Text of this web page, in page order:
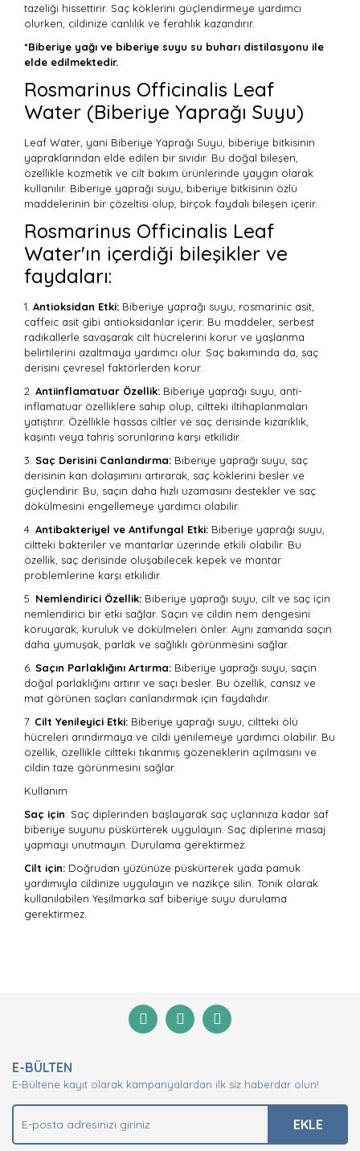
tazeliği hissettirir. Saç köklerini güçlendirmeye yardımcı
olurken, cildinize canlılık ve ferahlık kazandırır.
*Biberiye yağı ve biberiye suyu su buharı distilasyonu ile
elde edilmektedir.
Rosmarinus Officinalis Leaf
Water (Biberiye Yaprağı Suyu)
Leaf Water, yani Biberiye Yaprağı Suyu, biberiye bitkisinin
yapraklarından elde edilen bir sıvıdır. Bu doğal bileşen,
özellikle kozmetik ve cilt bakım ürünlerinde yaygın olarak
kullanılır. Biberiye yaprağı suyu, biberiye bitkisinin özlü
maddelerinin bir çözeltisi olup, birçok faydalı bileşen içerir.
Rosmarinus Officinalis Leaf
Water'ın içerdiği bileşikler ve
faydaları:
1. Antioksidan Etki: Biberiye yaprağı suyu, rosmarinic asit,
caffeic asit gibi antioksidanlar içerir. Bu maddeler, serbest
radikallerle savaşarak cilt hücrelerini korur ve yaşlanma
belirtilerini azaltmaya yardımcı olur. Saç bakımında da, saç
derisini çevresel faktörlerden korur.
2. Antiinflamatuar Özellik: Biberiye yaprağı suyu, anti-
inflamatuar özelliklere sahip olup, ciltteki iltihaplanmaları
yatıştırır. Özellikle hassas ciltler ve saç derisinde kızarıklık,
kaşıntı veya tahriş sorunlarına karşı etkilidir.
3. Saç Derisini Canlandırma: Biberiye yaprağı suyu, saç
derisinin kan dolaşımını artırarak, saç köklerini besler ve
güçlendirir. Bu, saçın daha hızlı uzamasını destekler ve saç
dökülmesini engellemeye yardımcı olabilir.
4. Antibakteriyel ve Antifungal Etki: Biberiye yaprağı suyu,
ciltteki bakteriler ve mantarlar üzerinde etkili olabilir. Bu
özellik, saç derisinde oluşabilecek kepek ve mantar
problemlerine karşı etkilidir.
5. Nemlendirici Özellik: Biberiye yaprağı suyu, cilt ve saç için
nemlendirici bir etki sağlar. Saçın ve cildin nem dengesini
koruyarak, kuruluk ve dökülmeleri önler. Aynı zamanda saçın
daha yumuşak, parlak ve sağlıklı görünmesini sağlar.
6. Saçın Parlaklığını Artırma: Biberiye yaprağı suyu, saçın
doğal parlaklığını artırır ve saçı besler. Bu özellik, cansız ve
mat görünen saçları canlandırmak için faydalıdır.
7. Cilt Yenileyici Etki: Biberiye yaprağı suyu, ciltteki ölü
hücreleri arındırmaya ve cildi yenilemeye yardımcı olabilir. Bu
özellik, özellikle ciltteki tıkanmış gözeneklerin açılmasını ve
cildin taze görünmesini sağlar.
Kullanım
Saç için: Saç diplerinden başlayarak saç uçlarınıza kadar saf
biberiye suyunu püskürterek uygulayın. Saç diplerine masaj
yapmayı unutmayın. Durulama gerektirmez.
Cilt için: Doğrudan yüzünüze püskürterek yada pamuk
yardımıyla cildinize uygulayın ve nazikçe silin. Tonik olarak
kullanılabilen Yeşilmarka saf biberiye suyu durulama
gerektirmez.
Yorum Yaz
Görüş ve önerileriniz için teşekkür ederiz.
Ürün açıklamasında eksik bilgiler bulunuyor.
Ürün bilgilerinde hatalar bulunuyor.
E-BÜLTEN
E-Bültene kayıt olarak kampanyalardan ilk siz haberdar olun!
EKLE